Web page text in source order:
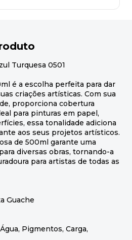
Turquesa 0501
é a escolha perfeita para dar
criações artísticas. Com sua
proporciona cobertura
para pinturas em papel,
essa tonalidade adiciona
aos seus projetos artísticos.
de 500ml garante uma
diversas obras, tornando-a
para artistas de todas as
Guache
Pigmentos, Carga,